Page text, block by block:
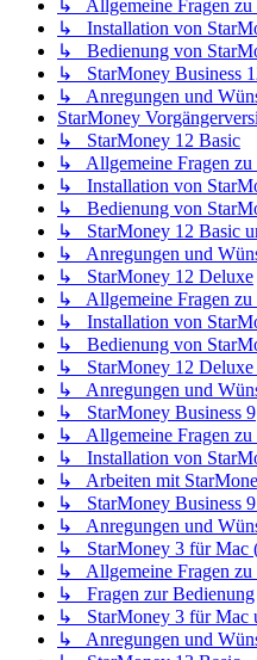
↳ Allgemeine Fragen zu
↳ Installation von
↳ Bedienung von
↳ StarMoney Business
↳ Anregungen und
StarMoney
↳ StarMoney 12 Basic
↳ Allgemeine Fragen zu
↳ Installation von
↳ Bedienung von
↳ StarMoney 12 Basic
↳ Anregungen und
↳ StarMoney 12 Deluxe
↳ Allgemeine Fragen zu
↳ Installation von
↳ Bedienung von
↳ StarMoney 12 Deluxe
↳ Anregungen und
↳ StarMoney Business 9
↳ Allgemeine Fragen zu
↳ Installation von
↳ Arbeiten mit
↳ StarMoney Business
↳ Anregungen und
↳ StarMoney 3 für Mac
↳ Allgemeine Fragen zu
↳ Fragen zur Bedienung
↳ StarMoney 3 für Mac
↳ Anregungen und